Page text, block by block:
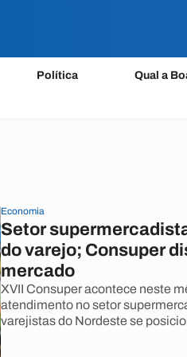
Política Qual a
Economia
Setor
do varejo; Consuper
mercado
XVII Consuper acontece neste
atendimento no setor
varejistas do Nordeste se